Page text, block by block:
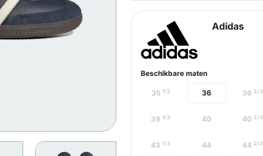
Adidas
Beschikbare maten
36
35 1/2 362/3
391/3 40 402/3
431/3 44 442/3